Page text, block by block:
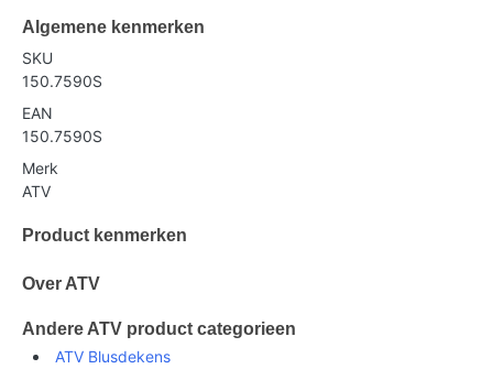
Algemene kenmerken
SKU
150.7590S
EAN
150.7590S
Merk
ATV
Product kenmerken
Over ATV
Andere ATV product categorieen
ATV Blusdekens